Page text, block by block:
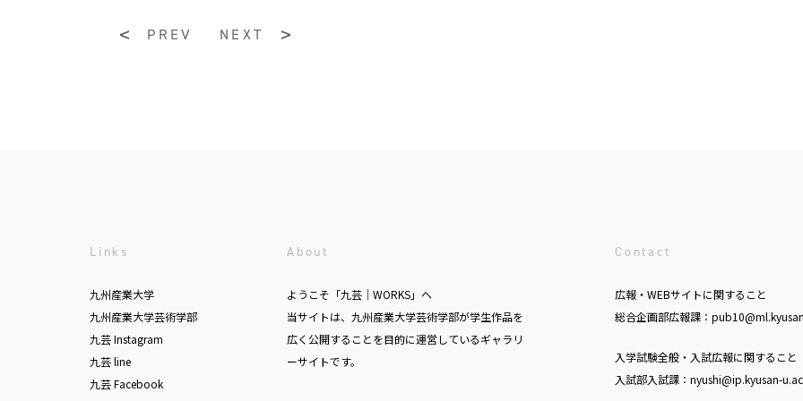
PREV NEXT
Links
九州産業大学
九州産業大学芸術学部
九芸 Instagram
九芸 line
九芸 Facebook
About
ようこそ「九芸｜WORKS」へ
当サイトは、九州産業大学芸術学部が学生作品を
広く公開することを目的に運営しているギャラリ
ーサイトです。
Contact
広報・WEBサイトに関すること
総合企画部広報課：
入学試験全般・入試広報に関すること
入試部入試課：nyushi@ip.kyusan-